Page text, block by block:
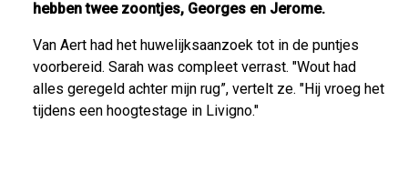
hebben twee zoontjes, Georges en Jerome.
Van Aert had het huwelijksaanzoek tot in de puntjes
voorbereid. Sarah was compleet verrast. "Wout had
alles geregeld achter mijn rug”, vertelt ze. "Hij vroeg het
tijdens een hoogtestage in Livigno."